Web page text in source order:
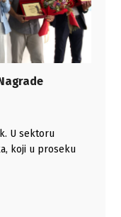
U sektoru
koji u proseku